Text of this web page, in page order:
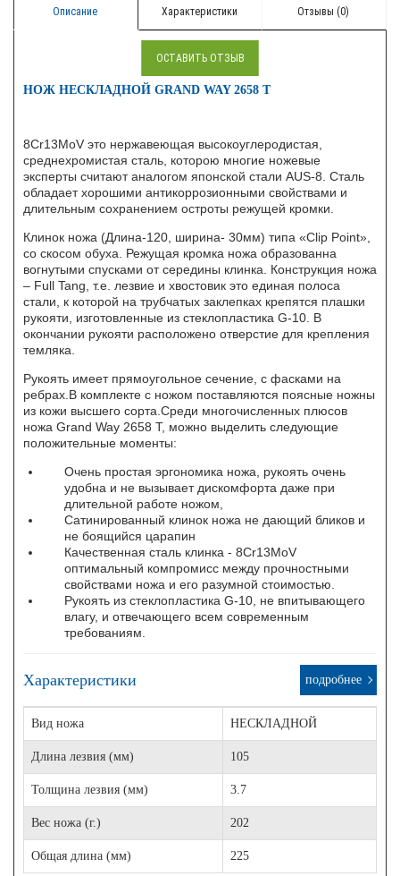
ОСТАВИТЬ ОТЗЫВ
Описание Характеристики Отзывы (0)
НОЖ НЕСКЛАДНОЙ GRAND WAY 2658 T
8Cr13MoV это нержавеющая высокоуглеродистая,
среднехромистая сталь, которою многие ножевые
эксперты считают аналогом японской стали AUS-8. Сталь
обладает хорошими антикоррозионными свойствами и
длительным сохранением остроты режущей кромки.
Клинок ножа (Длина-120, ширина- 30мм) типа «Clip Point»,
со скосом обуха. Режущая кромка ножа образованна
вогнутыми спусками от середины клинка. Конструкция ножа
– Full Tang, т.е. лезвие и хвостовик это единая полоса
стали, к которой на трубчатых заклепках крепятся плашки
рукояти, изготовленные из стеклопластика G-10. В
окончании рукояти расположено отверстие для крепления
темляка.
Рукоять имеет прямоугольное сечение, с фасками на
ребрах.В комплекте с ножом поставляются поясные ножны
из кожи высшего сорта.Среди многочисленных плюсов
ножа Grand Way 2658 T, можно выделить следующие
положительные моменты:
Очень простая эргономика ножа, рукоять очень
удобна и не вызывает дискомфорта даже при
длительной работе ножом,
Сатинированный клинок ножа не дающий бликов и
не боящийся царапин
Качественная сталь клинка - 8Cr13MoV
оптимальный компромисс между прочностными
свойствами ножа и его разумной стоимостью.
Рукоять из стеклопластика G-10, не впитывающего
влагу, и отвечающего всем современным
требованиям.
Характеристики подробнее
Вид ножа НЕСКЛАДНОЙ
Длина лезвия (мм) 105
Толщина лезвия (мм) 3.7
Вес ножа (г.) 202
Общая длина (мм) 225